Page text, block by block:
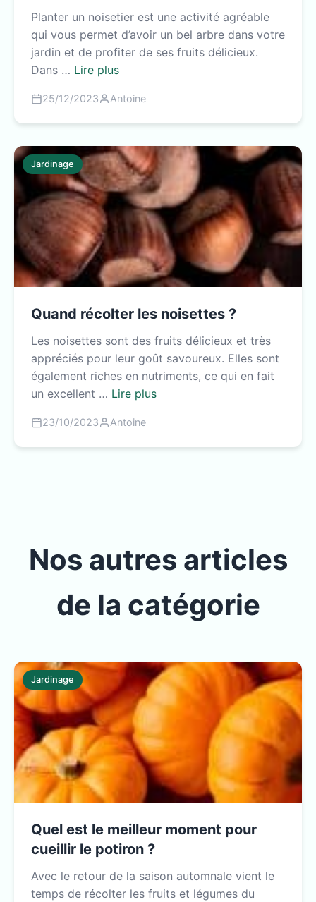
Planter un noisetier est une activité agréable
qui vous permet d’avoir un bel arbre dans votre
jardin et de profiter de ses fruits délicieux.
Dans … Lire plus
25/12/2023 Antoine
Jardinage
Quand récolter les noisettes ?
Les noisettes sont des fruits délicieux et très
appréciés pour leur goût savoureux. Elles sont
également riches en nutriments, ce qui en fait
un excellent … Lire plus
23/10/2023 Antoine
Nos autres articles
de la catégorie
Jardinage
Quel est le meilleur moment pour
cueillir le potiron ?
Avec le retour de la saison automnale vient le
temps de récolter les fruits et légumes du